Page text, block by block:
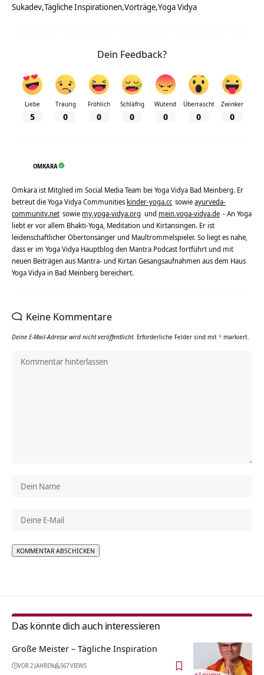
Sukadev Tägliche Inspirationen Vorträge Yoga Vidya
Dein Feedback?
Liebe
5
Traurig
0
Fröhlich
0
Schläfrig
0
Wütend
0
Überrascht
0
Zwinker
0
OMKARA
Omkara ist Mitglied im Social Media Team bei Yoga Vidya Bad Meinberg. Er
betreut die Yoga Vidya Communities kinder-yoga.cc sowieayurveda-
community.net sowie my.yoga-vidya.org und mein.yoga-vidya.de - An Yoga
liebt er vor allem Bhakti-Yoga, Meditation und Kirtansingen. Er ist
leidenschaftlicher Obertonsänger und Maultrommelspieler. So liegt es nahe,
dass er im Yoga Vidya Hauptblog den Mantra Podcast fortführt und mit
neuen Beiträgen aus Mantra- und Kirtan Gesangsaufnahmen aus dem Haus
Yoga Vidya in Bad Meinberg bereichert.
Keine Kommentare
Deine E-Mail-Adresse wird nicht veröffentlicht. Erforderliche Felder sind mit * markiert.
Das könnte dich auch interessieren
Große Meister – Tägliche Inspiration
VOR 2 JAHREN 567 VIEWS